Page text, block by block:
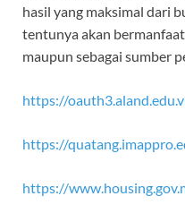
hasil yang maksimal dari
tentunya akan
maupun sebagai sumber
https://
https://
https://